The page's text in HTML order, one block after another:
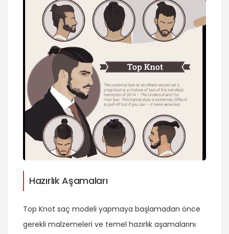
Hazırlık Aşamaları
Top Knot saç modeli yapmaya başlamadan önce
gerekli malzemeleri ve temel hazırlık aşamalarını